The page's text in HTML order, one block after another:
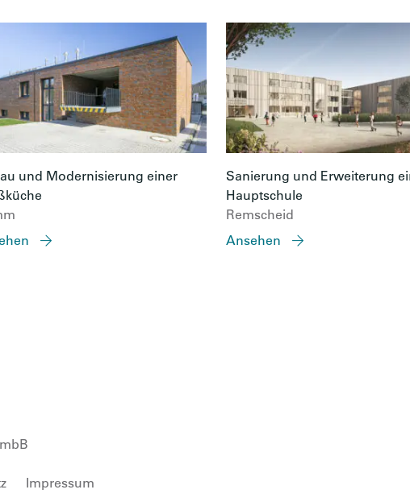
und Modernisierung einer
Sanierung und Erweiterung
Hauptschule
Remscheid
Ansehen
Impressum